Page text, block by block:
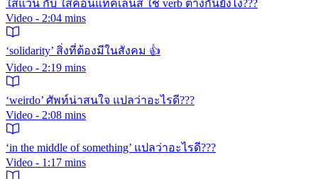
ใส่แว่น กับ ใส่คอนแทคเลนส์ ใช้ verb ต่างกันยังไง???
Video - 2:04 mins
‘solidarity’ สิ่งที่ต้องมีในสังคม 👍
Video - 2:19 mins
‘weirdo’ ศัพท์น่าสนใจ แปลว่าอะไรดี???
Video - 2:08 mins
‘in the middle of something’ แปลว่าอะไรดี???
Video - 1:17 mins